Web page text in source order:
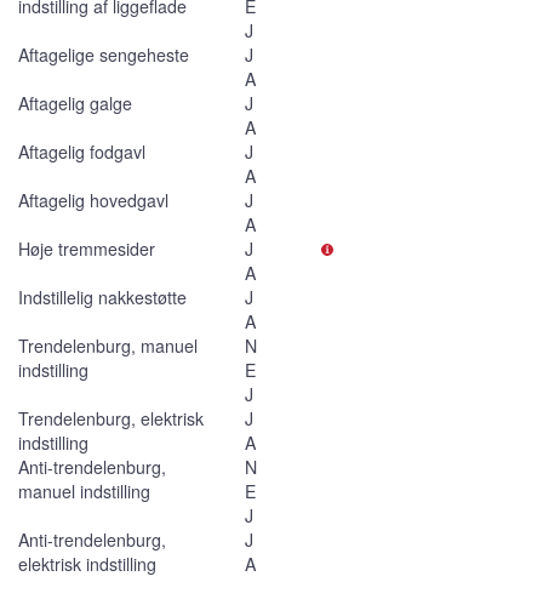
indstilling af liggeflade
E
J
Aftagelige sengeheste
J
A
Aftagelig galge
J
A
Aftagelig fodgavl
J
A
Aftagelig hovedgavl
J
A
Høje tremmesider
J
A
Indstillelig nakkestøtte
J
A
Trendelenburg, manuel
indstilling
N
E
J
Trendelenburg, elektrisk
indstilling
J
A
Anti-trendelenburg,
manuel indstilling
N
E
J
Anti-trendelenburg,
elektrisk indstilling
J
A